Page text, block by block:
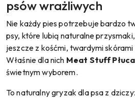
psów wrażliwych
Nie każdy pies potrzebuje bardzo
psy, które lubią naturalne
jeszcze z kośćmi, twardymi
Właśnie dla nich Meat Stuff
świetnym wyborem.
To naturalny gryzak dla psa z